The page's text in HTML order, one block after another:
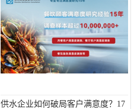
供水企业如何破局客户满意度？17